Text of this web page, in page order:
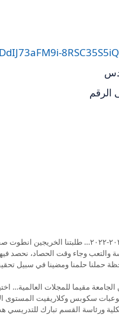
8RSC35S5iQ
الرقم
يوميات من حياة كلية بلاد الرافدين الجامعة
والتعب وجاء وقت الحصاد، نحصد
لحظة حملنا حلمنا ومضينا في سبيل
مقيما للمجلات العالمية…
سكوبس وكلاريفيت المستوى
ورئاسة القسم تبارك للتدريسي هذا